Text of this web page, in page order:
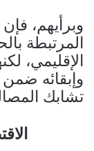
وبرأيهم،
المرتبطة
الإقليمي،
وإبقائه
تشابك